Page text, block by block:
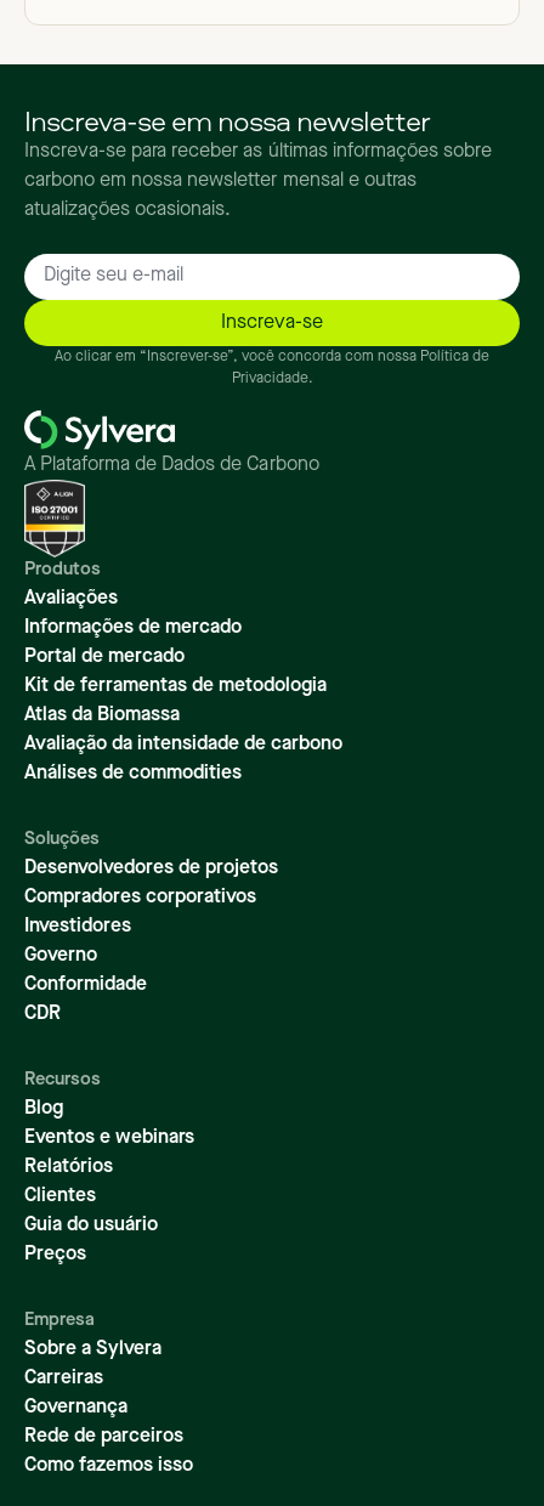
Inscreva-se em nossa newsletter
Inscreva-se para receber as últimas informações sobre
carbono em nossa newsletter mensal e outras
atualizações ocasionais.
Ao clicar em “Inscrever-se”, você concorda com nossa Política de
Privacidade.
A Plataforma de Dados de Carbono
Produtos
Avaliações
Informações de mercado
Portal de mercado
Kit de ferramentas de metodologia
Atlas da Biomassa
Avaliação da intensidade de carbono
Análises de commodities
Soluções
Desenvolvedores de projetos
Compradores corporativos
Investidores
Governo
Conformidade
CDR
Recursos
Blog
Eventos e webinars
Relatórios
Clientes
Guia do usuário
Preços
Empresa
Sobre a Sylvera
Carreiras
Governança
Rede de parceiros
Como fazemos isso